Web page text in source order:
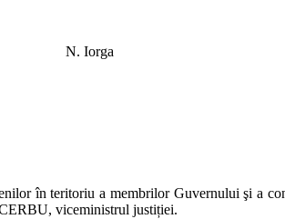
caută” N. Iorga
în teritoriu a membrilor Guvernului şi a
viceministrul justiției.